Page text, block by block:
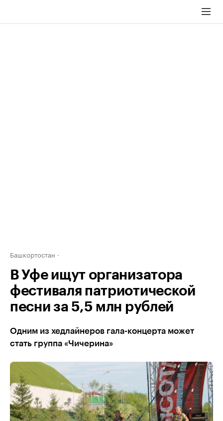
Башкортостан
В Уфе ищут организатора
фестиваля патриотической
песни за 5,5 млн рублей
Одним из хедлайнеров гала-концерта может
стать группа «Чичерина»